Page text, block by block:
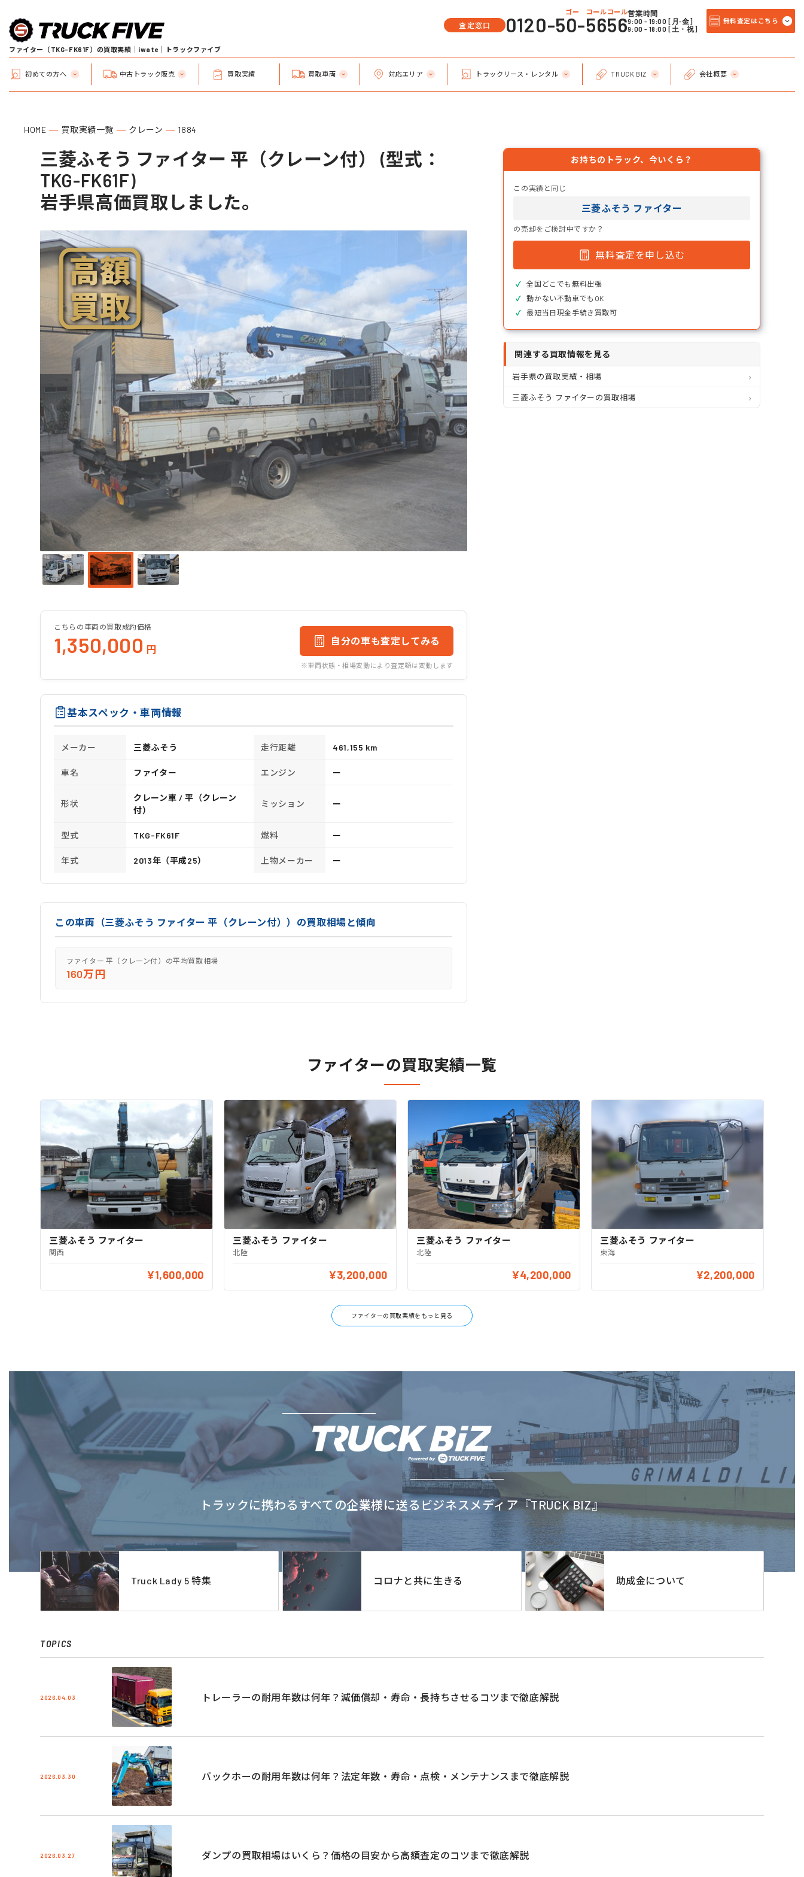
ファイター（TKG-FK61F）の買取実績｜iwate｜トラックファイブ
査定窓口
ゴー コールコール
0120-50-5656営業時間
9:00 - 19:00 [月-金]
9:00 - 18:00 [土・祝]
無料査定はこちら
初めての方へ 中古トラック販売 買取実績 買取車両 対応エリア トラックリース・レンタル TRUCK BIZ 会社概要
HOME 買取実績一覧 クレーン 1884
三菱ふそう ファイター 平（クレーン付） (型式：
TKG-FK61F)
岩手県高価買取しました。
こちらの車両の買取成約価格
1,350,000 円
自分の車も査定してみる
※車両状態・相場変動により査定額は変動します
基本スペック・車両情報
メーカー 三菱ふそう 走行距離 461,155 km
車名 ファイター エンジン ー
形状
クレーン車 / 平（クレーン
付）
ミッション ー
型式 TKG-FK61F 燃料 ー
年式 2013年（平成25） 上物メーカー ー
この車両（三菱ふそう ファイター 平（クレーン付））の買取相場と傾向
ファイター 平（クレーン付）の平均買取相場
160万円
お持ちのトラック、今いくら？
この実績と同じ
三菱ふそう ファイター
の売却をご検討中ですか？
無料査定を申し込む
全国どこでも無料出張
動かない不動車でもOK
最短当日現金手続き買取可
関連する買取情報を見る
岩手県の買取実績・相場
三菱ふそう ファイターの買取相場
ファイターの買取実績一覧
三菱ふそう ファイター
関西
¥1,600,000
三菱ふそう ファイター
北陸
¥3,200,000
三菱ふそう ファイター
北陸
¥4,200,000
三菱ふそう ファイター
東海
¥2,200,000
ファイターの買取実績をもっと見る
トラックに携わるすべての企業様に送るビジネスメディア『TRUCK BIZ』
Truck Lady 5 特集 コロナと共に生きる 助成金について
TOPICS
2026.04.03 トレーラーの耐用年数は何年？減価償却・寿命・長持ちさせるコツまで徹底解説
2026.03.30 バックホーの耐用年数は何年？法定年数・寿命・点検・メンテナンスまで徹底解説
2026.03.27 ダンプの買取相場はいくら？価格の目安から高額査定のコツまで徹底解説